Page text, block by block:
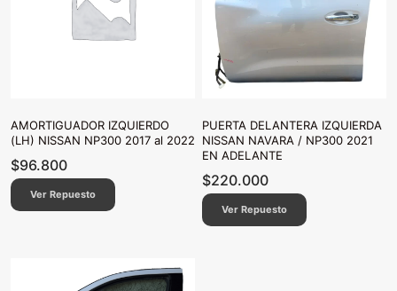
AMORTIGUADOR IZQUIERDO
(LH) NISSAN NP300 2017 al 2022
$96.800
Ver Repuesto
PUERTA DELANTERA IZQUIERDA
NISSAN NAVARA / NP300 2021
EN ADELANTE
$220.000
Ver Repuesto